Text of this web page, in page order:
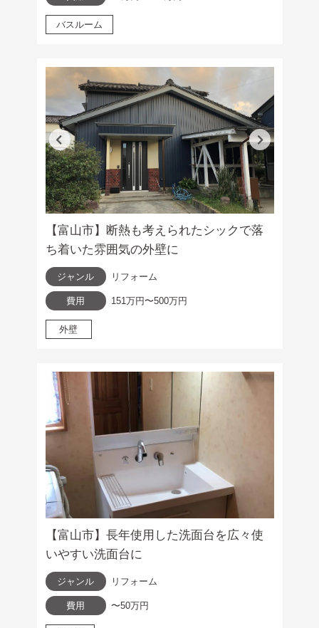
バスルーム
【富山市】断熱も考えられたシックで落
ち着いた雰囲気の外壁に
ジャンル リフォーム
費用 151万円〜500万円
外壁
【富山市】長年使用した洗面台を広々使
いやすい洗面台に
ジャンル リフォーム
費用 〜50万円